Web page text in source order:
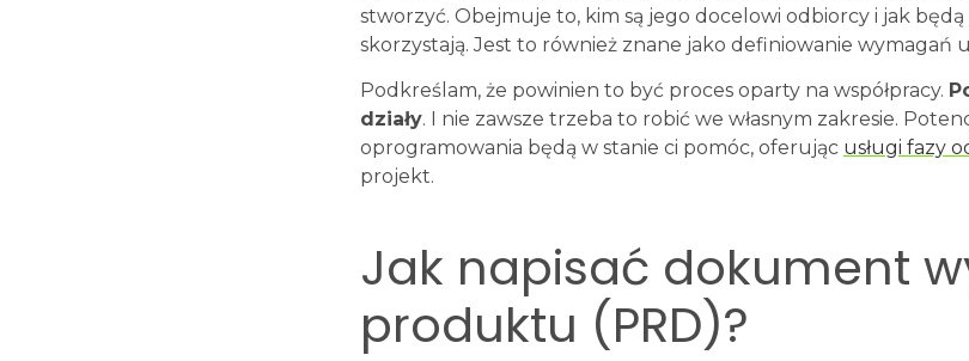
stworzyć. Obejmuje to, kim są jego docelowi odbiorcy i jak
skorzystają. Jest to również znane jako definiowanie wymagań
Podkreślam, że powinien to być proces oparty na współpracy.
działy. I nie zawsze trzeba to robić we własnym zakresie.
oprogramowania będą w stanie ci pomóc, oferując usługi fazy
projekt.
Jak napisać dokument
produktu (PRD)?